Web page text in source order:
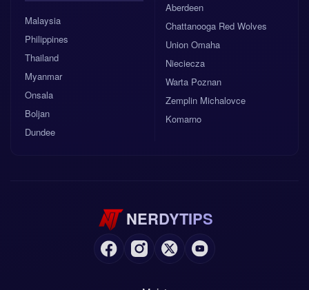
Malaysia
Philippines
Thailand
Myanmar
Onsala
Boljan
Dundee
Aberdeen
Chattanooga Red Wolves
Union Omaha
Nieciecza
Warta Poznan
Zemplin Michalovce
Komarno
NERDYTIPS